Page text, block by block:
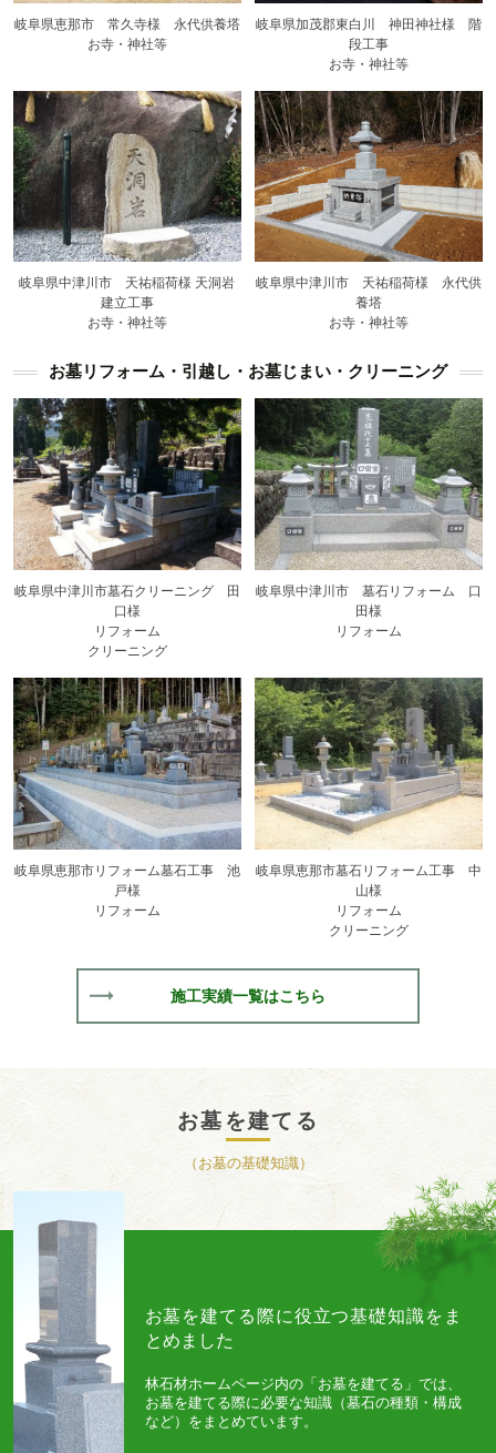
岐阜県恵那市 常久寺様 永代供養塔
お寺・神社等
岐阜県加茂郡東白川 神田神社様 階
段工事
お寺・神社等
岐阜県中津川市 天祐稲荷様 天洞岩
建立工事
お寺・神社等
岐阜県中津川市 天祐稲荷様 永代供
養塔
お寺・神社等
お墓リフォーム・引越し・お墓じまい・クリーニング
岐阜県中津川市墓石クリーニング 田
口様
リフォーム
クリーニング
岐阜県中津川市 墓石リフォーム 口
田様
リフォーム
岐阜県恵那市リフォーム墓石工事 池
戸様
リフォーム
岐阜県恵那市墓石リフォーム工事 中
山様
リフォーム
クリーニング
施工実績一覧はこちら
お墓を建てる
（お墓の基礎知識）
お墓を建てる際に役立つ基礎知識をま
とめました
林石材ホームページ内の「お墓を建てる」では、
お墓を建てる際に必要な知識（墓石の種類・構成
など）をまとめています。